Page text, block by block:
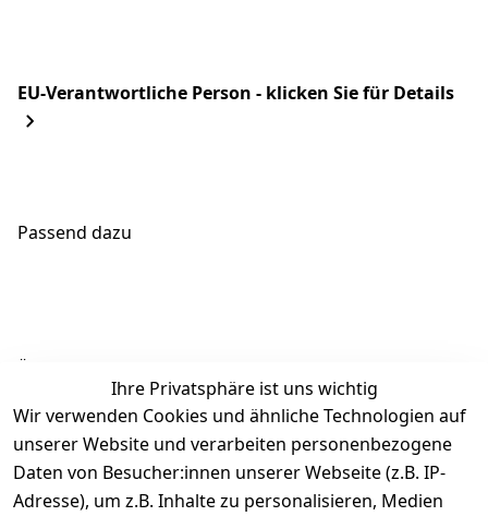
EU-Verantwortliche Person - klicken Sie für Details
Passend dazu
Ähnliche Produkte
Ihre Privatsphäre ist uns wichtig
Wir verwenden Cookies und ähnliche Technologien auf
unserer Website und verarbeiten personenbezogene
Daten von Besucher:innen unserer Webseite (z.B. IP-
Adresse), um z.B. Inhalte zu personalisieren, Medien